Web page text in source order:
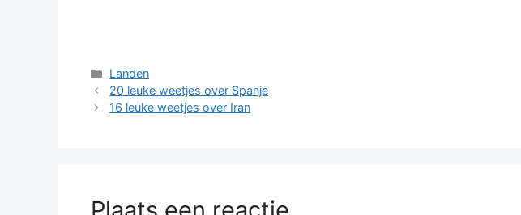
Categorieën
Landen
20 leuke weetjes over Spanje
16 leuke weetjes over Iran